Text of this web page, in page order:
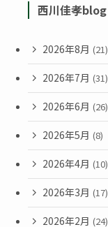
西川佳孝blog
2026年8月 (21)
2026年7月 (31)
2026年6月 (26)
2026年5月 (8)
2026年4月 (10)
2026年3月 (17)
2026年2月 (24)